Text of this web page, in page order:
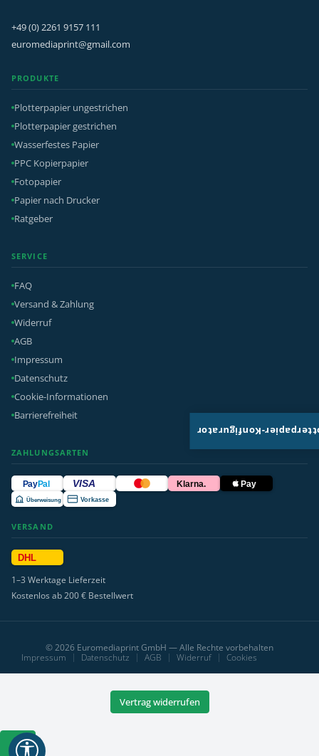
+49 (0) 2261 9157 111
euromediaprint@gmail.com
PRODUKTE
Plotterpapier ungestrichen
Plotterpapier gestrichen
Wasserfestes Papier
PPC Kopierpapier
Fotopapier
Papier nach Drucker
Ratgeber
SERVICE
FAQ
Versand & Zahlung
Widerruf
AGB
Impressum
Datenschutz
Cookie-Informationen
Barrierefreiheit
ZAHLUNGSARTEN
PayPal VISA Klarna. Pay
Überweisung Vorkasse
VERSAND
DHL
1–3 Werktage Lieferzeit
Kostenlos ab 200 € Bestellwert
© 2026 Euromediaprint GmbH — Alle Rechte vorbehalten
Impressum
Datenschutz AGB Widerruf Cookies
Vertrag widerrufen
Werkzeugleiste
anzeigen
Plotterpapier-